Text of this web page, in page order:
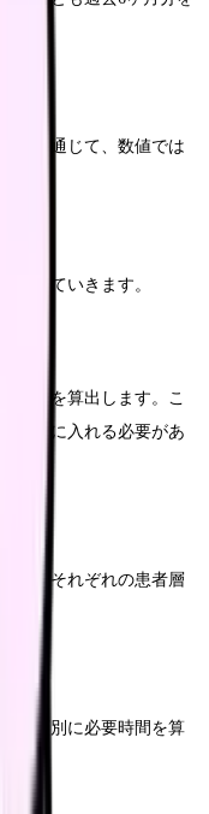
査を通じて、数値では
定していきます。
師数を算出します。こ
考慮に入れる必要があ
し、それぞれの患者層
種類別に必要時間を算